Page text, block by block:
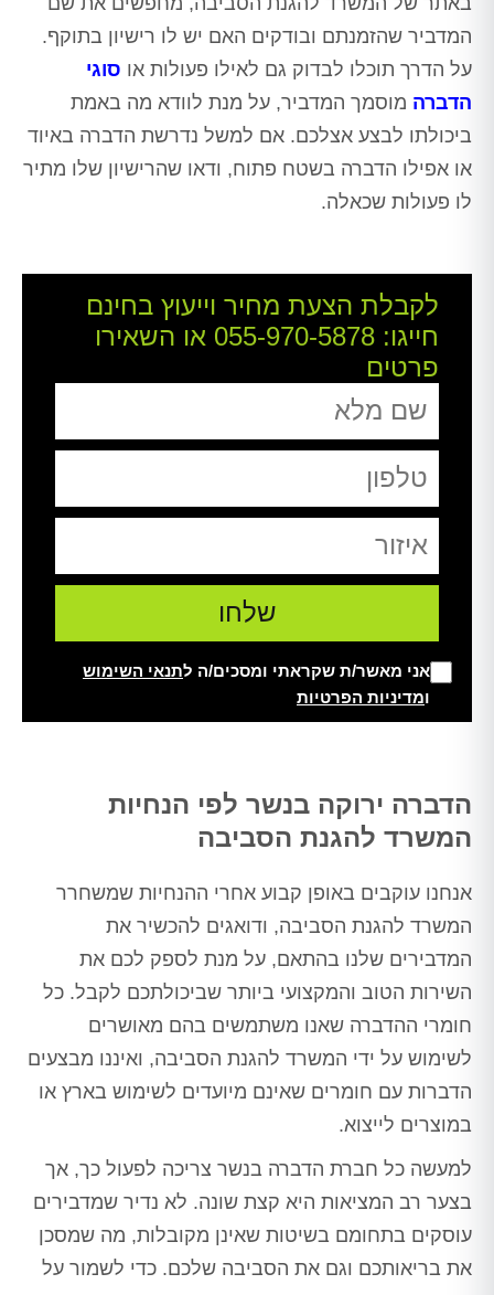
המדביר שהזמנתם ובודקים האם יש לו רישיון בתוקף.
על הדרך תוכלו לבדוק גם לאילו פעולות או סוגי
הדברה מוסמך המדביר, על מנת לוודא מה באמת
ביכולתו לבצע אצלכם. אם למשל נדרשת הדברה באיוד
או אפילו הדברה בשטח פתוח, ודאו שהרישיון שלו מתיר
לו פעולות שכאלה.
לקבלת הצעת מחיר וייעוץ בחינם
חייגו: 055-970-5878 או השאירו
פרטים
אני מאשר/ת שקראתי ומסכים/ה לתנאי השימוש
ומדיניות הפרטיות
הדברה ירוקה בנשר לפי הנחיות
המשרד להגנת הסביבה
אנחנו עוקבים באופן קבוע אחרי ההנחיות שמשחרר
המשרד להגנת הסביבה, ודואגים להכשיר את
המדבירים שלנו בהתאם, על מנת לספק לכם את
השירות הטוב והמקצועי ביותר שביכולתכם לקבל. כל
חומרי ההדברה שאנו משתמשים בהם מאושרים
לשימוש על ידי המשרד להגנת הסביבה, ואיננו מבצעים
הדברות עם חומרים שאינם מיועדים לשימוש בארץ או
במוצרים לייצוא.
למעשה כל חברת הדברה בנשר צריכה לפעול כך, אך
בצער רב המציאות היא קצת שונה. לא נדיר שמדבירים
עוסקים בתחומם בשיטות שאינן מקובלות, מה שמסכן
את בריאותכם וגם את הסביבה שלכם. כדי לשמור על